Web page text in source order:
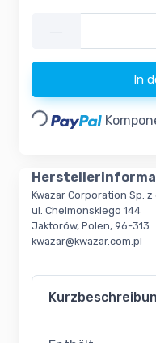
—
In
Loading...
Kwazar Corporation Sp. z
ul. Chelmonskiego 144
Jaktorów, Polen, 96-313
kwazar@kwazar.com.pl